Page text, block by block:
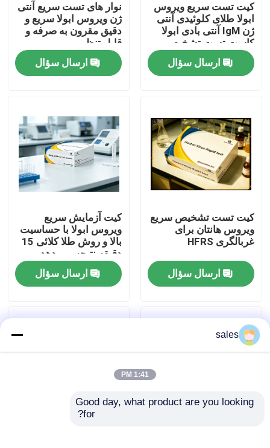
محصولات
درباره ما
تور کارخانه
کنترل کیفیت
با ما تماس بگیرید
اخبار
VR Show
کیت تست سریع ویروس
ابولا طلای کلوئیدی آنتی
ژن IgM آنتی بادی ابولا
کاست تست تشخیصی
برای غربالگری اورژانس
آزمایشگاهی بیمارستان
ارسال سؤال
نوار های تست سریع آنتی
ژن ویروس ابولا سریع و
دقیق مقرون به صرفه و
قابل تنظیم
ارسال سؤال
کیت تست تشخیص سریع
ویروس هانتان برای
غربالگری HFRS
ارسال سؤال
کیت آزمایش سریع
ویروس ابولا با حساسیت
بالا و روش طلا کلائی 15
دقیقه نتیجه می دهد
ارسال سؤال
sales
1:41 PM
Good day, what product are you looking
for?